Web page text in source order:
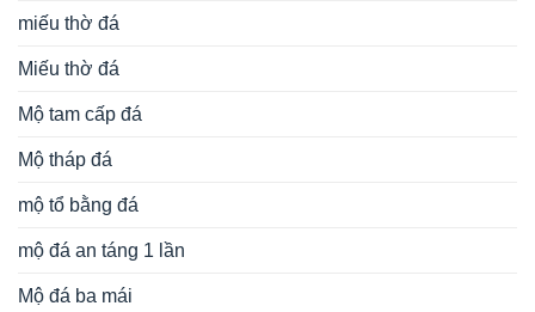
miếu thờ đá
Miếu thờ đá
Mộ tam cấp đá
Mộ tháp đá
mộ tổ bằng đá
mộ đá an táng 1 lần
Mộ đá ba mái